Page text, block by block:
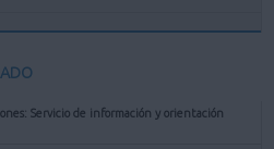
Servicio de información y orientación